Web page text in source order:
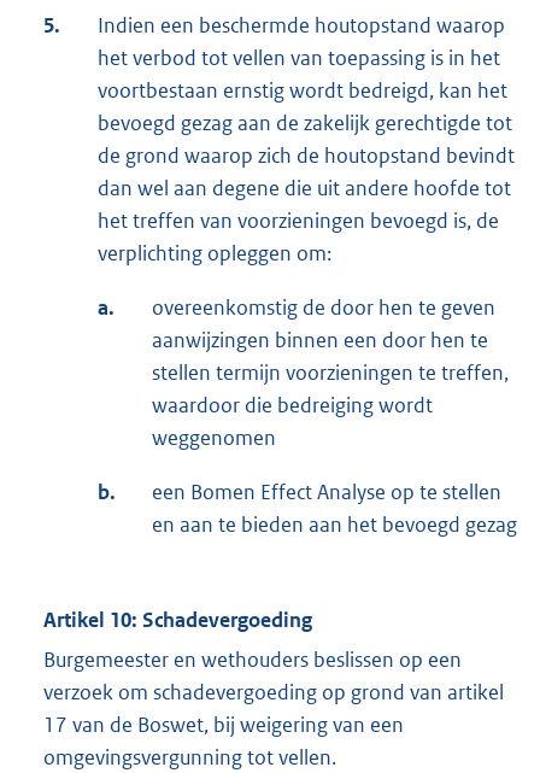
5.
Indien een beschermde houtopstand waarop
het verbod tot vellen van toepassing is in het
voortbestaan ernstig wordt bedreigd, kan het
bevoegd gezag aan de zakelijk gerechtigde tot
de grond waarop zich de houtopstand bevindt
dan wel aan degene die uit andere hoofde tot
het treffen van voorzieningen bevoegd is, de
verplichting opleggen om:
a.
overeenkomstig de door hen te geven
aanwijzingen binnen een door hen te
stellen termijn voorzieningen te treffen,
waardoor die bedreiging wordt
weggenomen
b.
een Bomen Effect Analyse op te stellen
en aan te bieden aan het bevoegd gezag
Artikel 10: Schadevergoeding
Burgemeester en wethouders beslissen op een
verzoek om schadevergoeding op grond van artikel
17 van de Boswet, bij weigering van een
omgevingsvergunning tot vellen.